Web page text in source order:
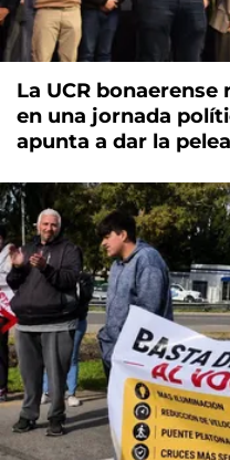
La UCR
en una jornada
apunta a dar la